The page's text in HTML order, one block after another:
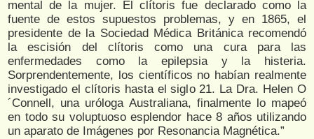
mental de la mujer. El clítoris fue declarado como la
fuente de estos supuestos problemas, y en 1865, el
presidente de la Sociedad Médica Británica recomendó
la escisión del clítoris como una cura para las
enfermedades como la epilepsia y la histeria.
Sorprendentemente, los científicos no habían realmente
investigado el clítoris hasta el siglo 21. La Dra. Helen O
´Connell, una uróloga Australiana, finalmente lo mapeó
en todo su voluptuoso esplendor hace 8 años utilizando
un aparato de Imágenes por Resonancia Magnética.”